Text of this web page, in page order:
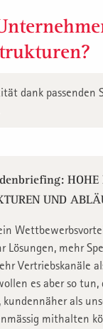
dank passenden
HOHE
UND
Lösungen, mehr
Vertriebskanäle
es aber so tun,
kundennäher als
mithalten